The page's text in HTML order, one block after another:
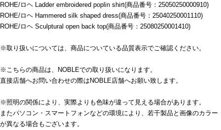
ROHE/ロヘ Ladder embroidered poplin shirt(商品番号：25050250000910)
ROHE/ロヘ Hammered silk shaped dress(商品番号：25040250001110)
ROHE/ロヘ Sculptural open back top(商品番号：25080250001410)
※取り扱いについては、商品についている品質表示でご確認ください。
※こちらの商品は、NOBLEでの取り扱いになります。
直接店舗へお問い合わせの際はNOBLE店舗へお願い致します。
※照明の関係により、実際よりも色味が違って見える場合があります。
またパソコン・スマートフォンなどの環境により、若干製品と画像のカラー
が異なる場合もございます。